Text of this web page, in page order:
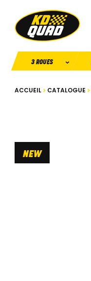
3 ROUES
ACCUEIL CATALOGUE
NEW